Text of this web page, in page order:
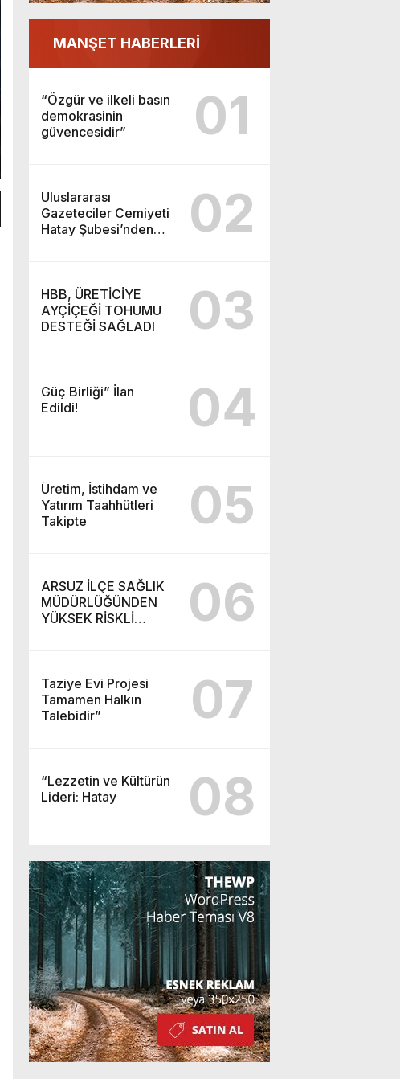
MANŞET HABERLERİ
“Özgür ve ilkeli basın
demokrasinin
güvencesidir”
01
Uluslararası
Gazeteciler Cemiyeti
Hatay Şubesi’nden
02
HBB, ÜRETİCİYE
AYÇİÇEĞİ TOHUMU
DESTEĞİ SAĞLADI
03
Güç Birliği” İlan
Edildi!
04
Üretim, İstihdam ve
Yatırım Taahhütleri
Takipte
05
ARSUZ İLÇE SAĞLIK
MÜDÜRLÜĞÜNDEN
YÜKSEK RİSKLİ
06
Taziye Evi Projesi
Tamamen Halkın
Talebidir”
07
“Lezzetin ve Kültürün
Lideri: Hatay
08